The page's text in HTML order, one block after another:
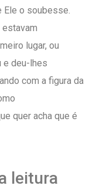
Ele o soubesse.
lugar, ou
e deu-lhes
com a figura da
quer acha que é
leitura